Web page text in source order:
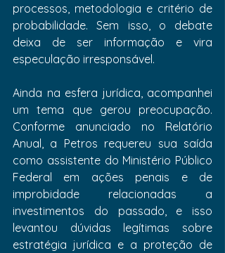
processos, metodologia e critério de
probabilidade. Sem isso, o debate
deixa de ser informação e vira
especulação irresponsável.
Ainda na esfera jurídica, acompanhei
um tema que gerou preocupação.
Conforme anunciado no Relatório
Anual, a Petros requereu sua saída
como assistente do Ministério Público
Federal em ações penais e de
improbidade relacionadas a
investimentos do passado, e isso
levantou dúvidas legítimas sobre
estratégia jurídica e a proteção de